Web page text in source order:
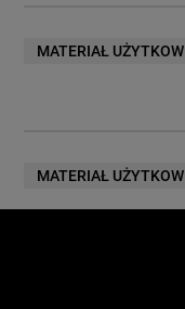
MATERIAŁ
MATERIAŁ